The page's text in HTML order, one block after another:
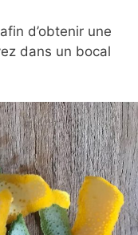
d’obtenir une
dans un bocal